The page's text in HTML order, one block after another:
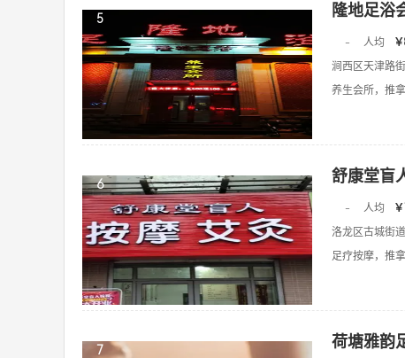
5 隆地足浴
- 人均
涧西区天津路
养生会所，推
6 舒康堂盲
- 人均
洛龙区古城街
足疗按摩，推
7 荷塘雅韵